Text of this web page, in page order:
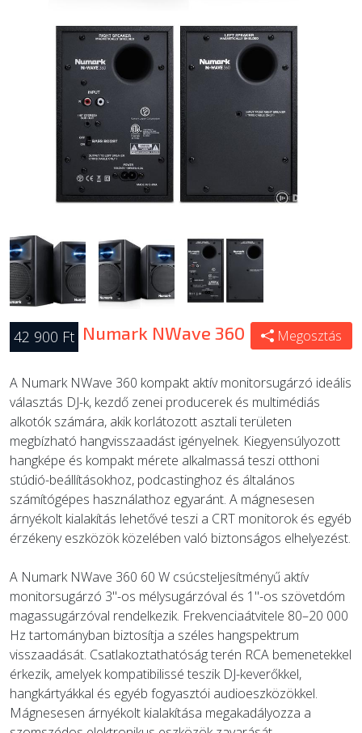
42 900 Ft Numark NWave 360 Megosztás
A Numark NWave 360 kompakt aktív monitorsugárzó ideális
választás DJ-k, kezdő zenei producerek és multimédiás
alkotók számára, akik korlátozott asztali területen
megbízható hangvisszaadást igényelnek. Kiegyensúlyozott
hangképe és kompakt mérete alkalmassá teszi otthoni
stúdió-beállításokhoz, podcastinghoz és általános
számítógépes használathoz egyaránt. A mágnesesen
árnyékolt kialakítás lehetővé teszi a CRT monitorok és egyéb
érzékeny eszközök közelében való biztonságos elhelyezést.
A Numark NWave 360 60 W csúcsteljesítményű aktív
monitorsugárzó 3"-os mélysugárzóval és 1"-os szövetdóm
magassugárzóval rendelkezik. Frekvenciaátvitele 80–20 000
Hz tartományban biztosítja a széles hangspektrum
visszaadását. Csatlakoztathatóság terén RCA bemenetekkel
érkezik, amelyek kompatibilissé teszik DJ-keverőkkel,
hangkártyákkal és egyéb fogyasztói audioeszközökkel.
Mágnesesen árnyékolt kialakítása megakadályozza a